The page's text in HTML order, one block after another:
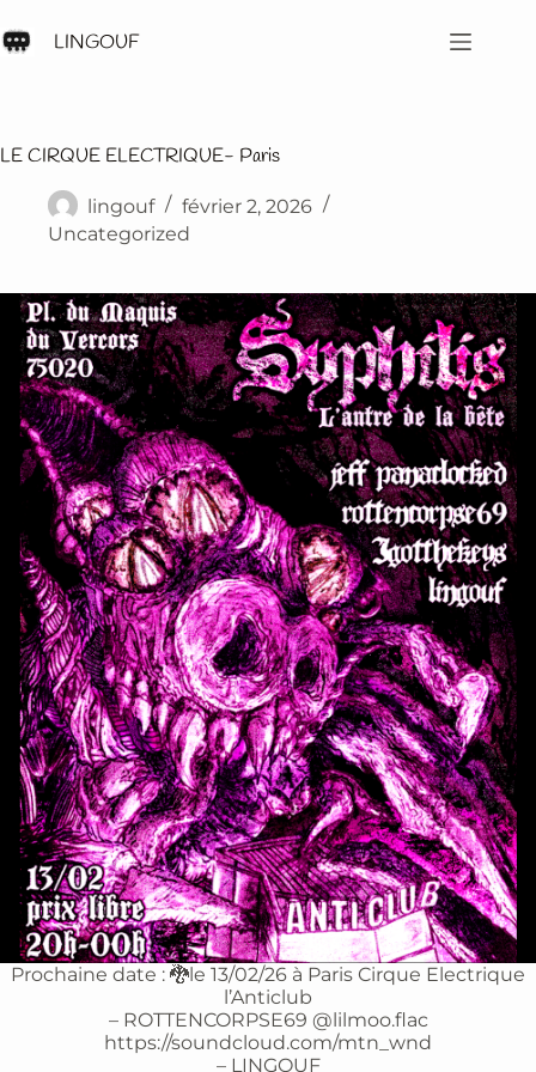
au
contenu
LINGOUF
LE CIRQUE ELECTRIQUE- Paris
lingouf
février 2, 2026
Uncategorized
Prochaine date : 🐉le 13/02/26 à Paris Cirque Electrique
l’Anticlub
– ROTTENCORPSE69 @lilmoo.flac
https://soundcloud.com/mtn_wnd
– LINGOUF